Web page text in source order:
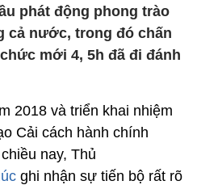
phát động phong trào
cả nước, trong đó chấn
mới 4, 5h đã đi đánh
2018 và triển khai nhiệm
Cải cách hành chính
nay, Thủ
ghi nhận sự tiến bộ rất rõ